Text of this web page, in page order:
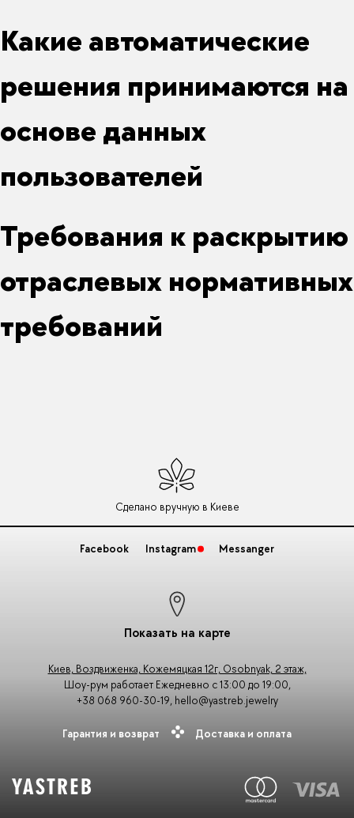
Какие автоматические
решения принимаются на
основе данных
пользователей
Требования к раскрытию
отраслевых нормативных
требований
Сделано вручную в Киеве
Facebook Instagram Messanger
Показать на карте
Киев, Воздвиженка, Кожемяцкая 12г, Osobnyak, 2 этаж,
Шоу-рум работает Ежедневно с 13:00 до 19:00,
+38 068 960-30-19, hello@yastreb.jewelry
Гарантия и возврат Доставка и оплата